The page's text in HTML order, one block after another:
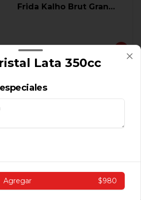
Frida Kalho Brut Gran
$9.560
Oferta Pack 2 Vino Frida
Vino Adobe Carmener
Reserva 750 Cc.
Lata 350cc
Agregar $980